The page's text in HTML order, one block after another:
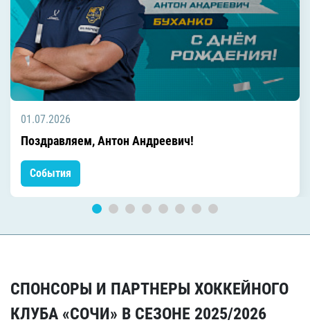
01.07.2026
Поздравляем, Антон Андреевич!
События
СПОНСОРЫ И ПАРТНЕРЫ ХОККЕЙНОГО
КЛУБА «СОЧИ» В СЕЗОНЕ 2025/2026